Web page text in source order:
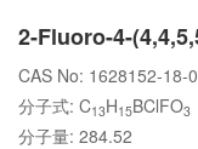
CAS No: 1628152-18-0
分子式: C13H15BClFO3
分子量: 284.52